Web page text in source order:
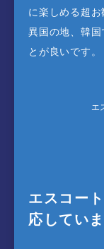
に楽しめる超お
異国の地、韓国
とが良いです。
エ
エスコー
応していま